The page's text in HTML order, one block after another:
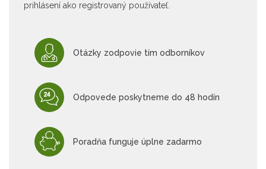
prihlásení ako registrovaný používateľ.
Otázky zodpovie tím odborníkov
Odpovede poskytneme do 48 hodín
Poradňa funguje úplne zadarmo